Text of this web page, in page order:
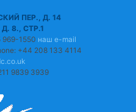
ПЕР., Д. 14
8., СТР.1
969-1550 наш e-mail
+44 208 133 4114
9839 3939